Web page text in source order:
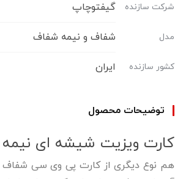
شرکت سازنده گیفتوچاپ
مدل شفاف و نیمه شفاف
کشور سازنده ایران
توضیحات محصول
کارت ویزیت شیشه ای
هم نوع دیگری از کارت پی وی سی شفاف